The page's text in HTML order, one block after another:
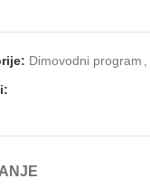
Dimovodni program